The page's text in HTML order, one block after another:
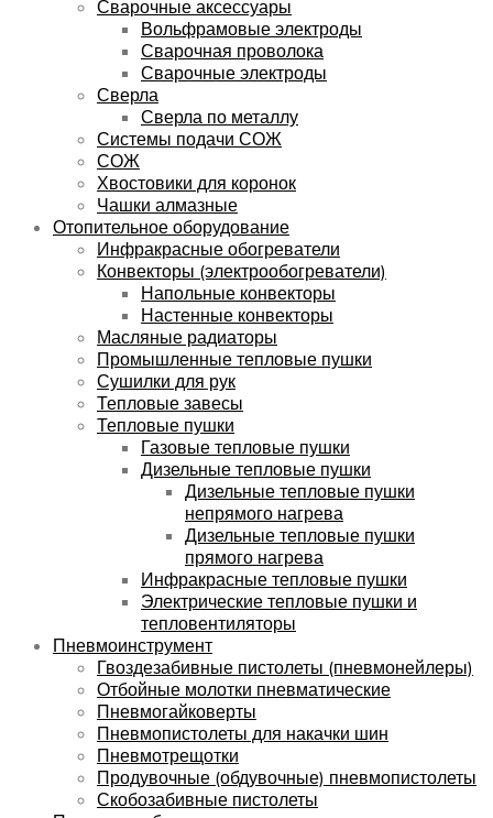
Сварочные аксессуары
Вольфрамовые электроды
Сварочная проволока
Сварочные электроды
Сверла
Сверла по металлу
Системы подачи СОЖ
СОЖ
Хвостовики для коронок
Чашки алмазные
Отопительное оборудование
Инфракрасные обогреватели
Конвекторы (электрообогреватели)
Напольные конвекторы
Настенные конвекторы
Масляные радиаторы
Промышленные тепловые пушки
Сушилки для рук
Тепловые завесы
Тепловые пушки
Газовые тепловые пушки
Дизельные тепловые пушки
Дизельные тепловые пушки
непрямого нагрева
Дизельные тепловые пушки
прямого нагрева
Инфракрасные тепловые пушки
Электрические тепловые пушки и
тепловентиляторы
Пневмоинструмент
Гвоздезабивные пистолеты (пневмонейлеры)
Отбойные молотки пневматические
Пневмогайковерты
Пневмопистолеты для накачки шин
Пневмотрещотки
Продувочные (обдувочные) пневмопистолеты
Скобозабивные пистолеты